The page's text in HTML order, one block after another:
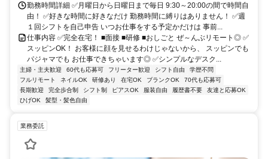
勤務時間詳細 ✅月曜日から日曜日まで毎日 9:30～20:00の間で時間自
由！ ✅好きな時間に好きなだけ 勤務時間に縛りはありません！ ✅週
１回シフトを自己申告 いつお仕事をする予定かだけは 事前...
仕事内容 ✅完全在宅！ ■面接 ■研修 ■おしごと ぜ～んぶリモート◎ ✅
スッピンOK！ お客様に顔を見せるわけじゃないから、 スッピンでも
パジャマでも お仕事できちゃいます◎ ✅シンプルなデスク...
主婦・主夫歓迎 60代も応募可 フリーター歓迎 シフト自由
学歴不問
フルリモート
ネイルOK 研修あり 在宅OK ブランクOK
70代も応募可
長期歓迎
完全歩合制 シフト制 ピアスOK 服装自由 履歴書不要
友達と応募OK
ひげOK
髪型・髪色自由
業務委託